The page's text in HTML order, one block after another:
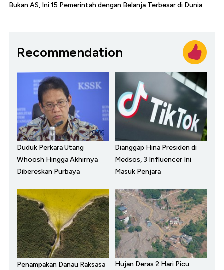
Bukan AS, Ini 15 Pemerintah dengan Belanja Terbesar di Dunia
Recommendation
Duduk Perkara Utang
Whoosh Hingga Akhirnya
Dibereskan Purbaya
Dianggap Hina Presiden di
Medsos, 3 Influencer Ini
Masuk Penjara
Penampakan Danau Raksasa
Hujan Deras 2 Hari Picu